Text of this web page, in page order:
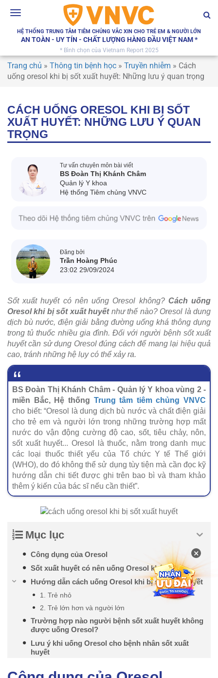
Toggle
HỆ THỐNG TRUNG TÂM TIÊM CHỦNG VẮC XIN CHO TRẺ EM & NGƯỜI LỚN
AN TOÀN - UY TÍN - CHẤT LƯỢNG HÀNG ĐẦU VIỆT NAM *
* Bình chọn của Vietnam Report 2025
Trang chủ » Thông tin bệnh học » Truyền nhiễm » Cách
uống oresol khi bị sốt xuất huyết: Những lưu ý quan trọng
CÁCH UỐNG ORESOL KHI BỊ SỐT
XUẤT HUYẾT: NHỮNG LƯU Ý QUAN
TRỌNG
Tư vấn chuyên môn bài viết
BS Đoàn Thị Khánh Châm
Quản lý Y khoa
Hệ thống Tiêm chủng VNVC
Đăng bởi
Trần Hoàng Phúc
23:02 29/09/2024
Sốt xuất huyết có nên uống Oresol không? Cách uống
Oresol khi bị sốt xuất huyếtnhư thế nào? Oresol là dung
dịch bù nước, điện giải bằng đường uống khá thông dụng
trong tủ thuốc nhiều gia đình. Đối với người bệnh sốt xuất
huyết cần sử dụng Oresol đúng cách để mang lại hiệu quả
cao, tránh những hệ lụy có thể xảy ra.
BS Đoàn Thị Khánh Châm - Quản lý Y khoa vùng 2 -
miền Bắc, Hệ thống Trung tâm tiêm chủng VNVC
cho biết: “Oresol là dung dịch bù nước và chất điện giải
cho trẻ em và người lớn trong những trường hợp mất
nước do vận động cường độ cao, sốt, tiêu chảy, nôn,
sốt xuất huyết... Oresol là thuốc, nằm trong danh mục
các loại thuốc thiết yếu của Tổ chức Y tế Thế giới
(WHO), do đó không thể sử dụng tùy tiện mà cần đọc kỹ
hướng dẫn chi tiết được ghi trên bao bì và tham khảo
thêm ý kiến của bác sĩ nếu cần thiết”.
Mục lục
Công dụng của Oresol
Sốt xuất huyết có nên uống Oresol không?
Hướng dẫn cách uống Oresol khi bị sốt xuất huyết
1. Trẻ nhỏ
2. Trẻ lớn hơn và người lớn
Trường hợp nào người bệnh sốt xuất huyết không
được uống Oresol?
Lưu ý khi uống Oresol cho bệnh nhân sốt xuất
huyết
×